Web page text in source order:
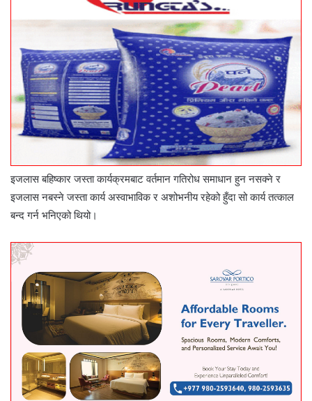
इजलास बहिष्कार जस्ता कार्यक्रमबाट वर्तमान गतिरोध समाधान हुन नसक्ने र
इजलास नबस्ने जस्ता कार्य अस्वाभाविक र अशोभनीय रहेको हुँदा सो कार्य तत्काल
बन्द गर्न भनिएको थियो।